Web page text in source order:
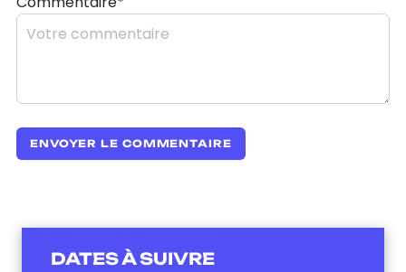
DATES À SUIVRE